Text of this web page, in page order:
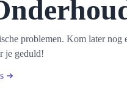
problemen. Kom later nog
je geduld!